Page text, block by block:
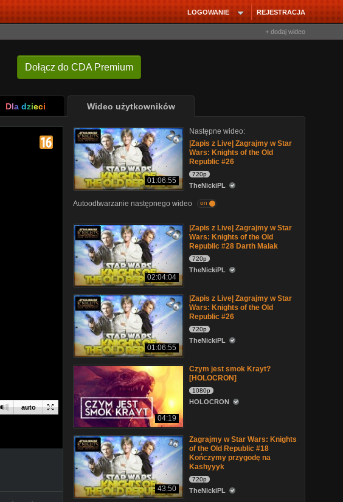
REJESTRACJA
LOGOWANIE
+ dodaj wideo
Dołącz do CDA Premium
Dla dzieci Wideo użytkowników
auto
01:06:55
Następne wideo:
|Zapis z Live| Zagrajmy w Star
Wars: Knights of the Old
Republic #26
720p
TheNickiPL
Autoodtwarzanie następnego wideo on
02:04:04
|Zapis z Live| Zagrajmy w Star
Wars: Knights of the Old
Republic #28 Darth Malak
720p
TheNickiPL
01:06:55
|Zapis z Live| Zagrajmy w Star
Wars: Knights of the Old
Republic #26
720p
TheNickiPL
04:19
Czym jest smok Krayt?
[HOLOCRON]
1080p
HOLOCRON
43:50
Zagrajmy w Star Wars: Knights
of the Old Republic #18
Kończymy przygodę na
Kashyyyk
720p
TheNickiPL